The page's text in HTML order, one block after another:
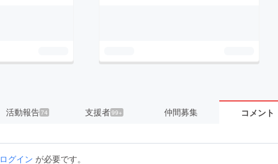
活動報告74 支援者99+ 仲間募集 コメント
ログイン が必要です。